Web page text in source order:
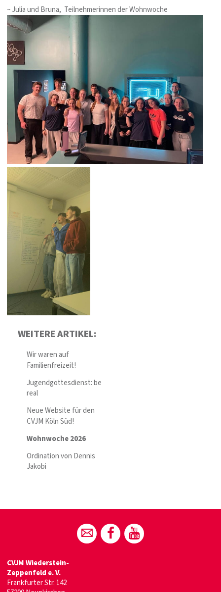
~ Julia und Bruna, Teilnehmerinnen der Wohnwoche
WEITERE ARTIKEL:
Wir waren auf
Familienfreizeit!
Jugendgottesdienst: be
real
Neue Website für den
CVJM Köln Süd!
Wohnwoche 2026
Ordination von Dennis
Jakobi
CVJM Wiederstein-
Zeppenfeld e. V.
Frankfurter Str. 142